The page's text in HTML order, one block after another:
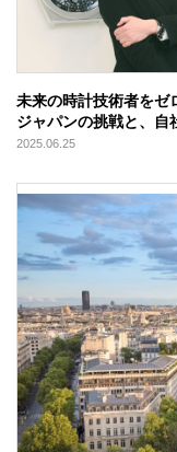
未来の時計技術者をゼ
ジャパンの挑戦と、自
2025.06.25